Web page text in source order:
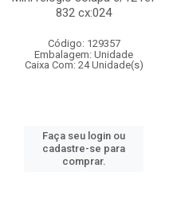
832 cx:024
Código: 129357
Embalagem: Unidade
Caixa Com: 24 Unidade(s)
Faça seu login ou
cadastre-se para
comprar.